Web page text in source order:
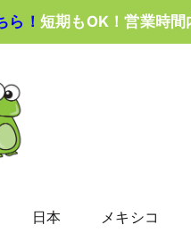
ら！ 短期もOK！営業時間
日本 メキシコ